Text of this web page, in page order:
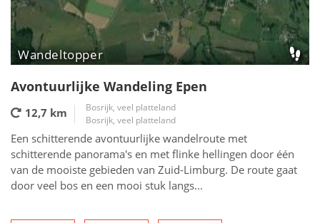
Wandeltopper
Avontuurlijke Wandeling Epen
12,7 km
Bosrijk, veel platteland
Bosrijk, veel platteland
Een schitterende avontuurlijke wandelroute met
schitterende panorama's en met flinke hellingen door één
van de mooiste gebieden van Zuid-Limburg. De route gaat
door veel bos en een mooi stuk langs...